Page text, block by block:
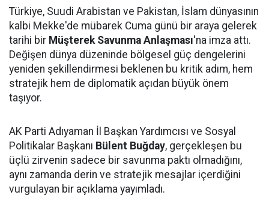
Türkiye, Suudi Arabistan ve Pakistan, İslam dünyasının
kalbi Mekke'de mübarek Cuma günü bir araya gelerek
tarihi bir Müşterek Savunma Anlaşması'na imza attı.
Değişen dünya düzeninde bölgesel güç dengelerini
yeniden şekillendirmesi beklenen bu kritik adım, hem
stratejik hem de diplomatik açıdan büyük önem
taşıyor.
AK Parti Adıyaman İl Başkan Yardımcısı ve Sosyal
Politikalar Başkanı Bülent Buğday, gerçekleşen bu
üçlü zirvenin sadece bir savunma paktı olmadığını,
aynı zamanda derin ve stratejik mesajlar içerdiğini
vurgulayan bir açıklama yayımladı.